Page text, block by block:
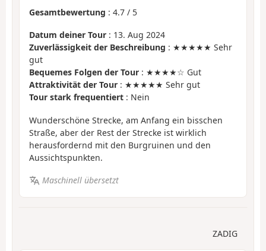
Gesamtbewertung : 4.7 / 5
Datum deiner Tour : 13. Aug 2024
Zuverlässigkeit der Beschreibung : ★★★★★ Sehr
gut
Bequemes Folgen der Tour : ★★★★☆ Gut
Attraktivität der Tour : ★★★★★ Sehr gut
Tour stark frequentiert : Nein
Wunderschöne Strecke, am Anfang ein bisschen
Straße, aber der Rest der Strecke ist wirklich
herausfordernd mit den Burgruinen und den
Aussichtspunkten.
Maschinell übersetzt
ZADIG